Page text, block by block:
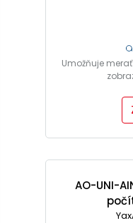
Umožňuje
AO-UNI-